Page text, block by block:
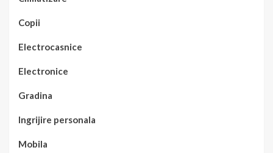
Copii
Electrocasnice
Electronice
Gradina
Ingrijire personala
Mobila